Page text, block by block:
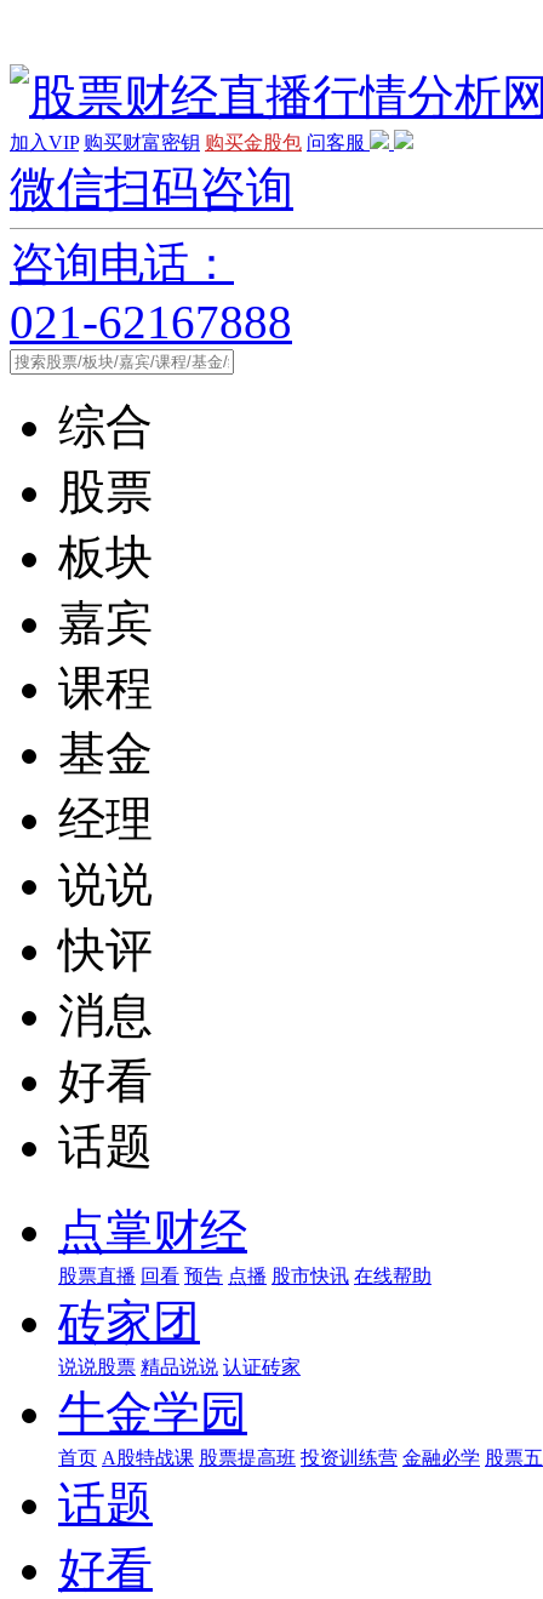
加入VIP 购买财富密钥 购买金股包 问客服
微信扫码咨询
咨询电话：
021-62167888
综合
股票
板块
嘉宾
课程
基金
经理
说说
快评
消息
好看
话题
点掌财经
股票直播 回看 预告 点播 股市快讯 在线帮助
砖家团
说说股票 精品说说 认证砖家
牛金学园
首页 A股特战课 股票提高班 投资训练营 金融必学 股票
话题
好看